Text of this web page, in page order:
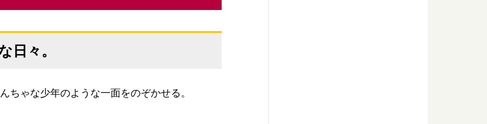
日々。
ちゃな少年のような一面をのぞかせる。